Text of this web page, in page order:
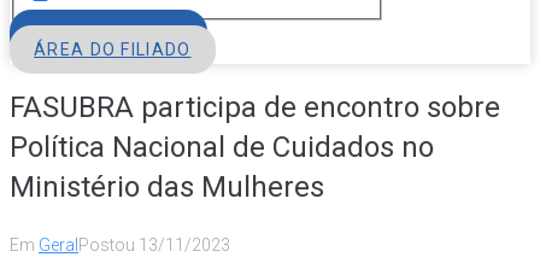
ÁREA DO FILIADO
FASUBRA participa de encontro sobre
Política Nacional de Cuidados no
Ministério das Mulheres
Em Geral Postou 13/11/2023